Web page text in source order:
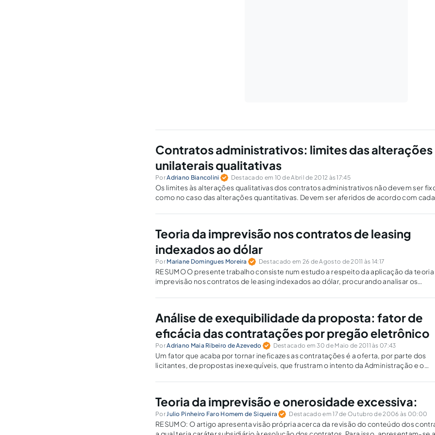
Contratos administrativos: limites das alterações
unilaterais qualitativas
PorAdriano Biancolini Destacado em 10 de Abril de 2012 às 17:45
Os limites às alterações qualitativas dos contratos administrativos não devem ser
como no caso das alterações quantitativas. Devem ser aferidos de acordo com cada
Teoria da imprevisão nos contratos de leasing
indexados ao dólar
Por Mariane Domingues Moreira Destacado em 26 de Agosto de 2011 às 14:17
RESUMO O presente trabalho consiste num estudo a respeito da aplicação da
imprevisão nos contratos de leasing indexados ao dólar, procurando analisar os
os contornos do…
Análise de exequibilidade da proposta: fator de
eficácia das contratações por pregão eletrônico
PorAdriano Maia Ribeiro de Azevedo Destacado em 30 de Maio de 2011 às 07:43
Um fator que acaba por tornar ineficazes as contratações é a oferta, por parte dos
licitantes, de propostas inexequíveis, que frustram o intento da Administração e o
Teoria da imprevisão e onerosidade excessiva:
PorJulio Pinheiro Faro Homem de Siqueira Destacado em 17 de Outubro de 2006 às 00:00
RESUMO: O artigo apresenta visão própria acerca da revisão do conteúdo dos